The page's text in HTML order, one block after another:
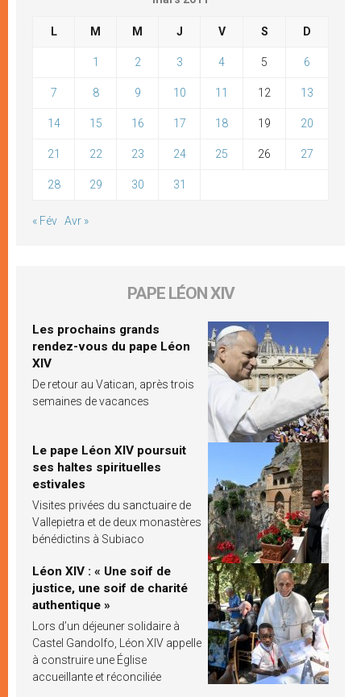
L M M J V S D
1 2 3 4 5 6
7 8 9 10 11 12 13
14 15 16 17 18 19 20
21 22 23 24 25 26 27
28 29 30 31
« Fév Avr »
PAPE LÉON XIV
Les prochains grands
rendez-vous du pape Léon
XIV
De retour au Vatican, après trois
semaines de vacances
Le pape Léon XIV poursuit
ses haltes spirituelles
estivales
Visites privées du sanctuaire de
Vallepietra et de deux monastères
bénédictins à Subiaco
Léon XIV : « Une soif de
justice, une soif de charité
authentique »
Lors d’un déjeuner solidaire à
Castel Gandolfo, Léon XIV appelle
à construire une Église
accueillante et réconciliée